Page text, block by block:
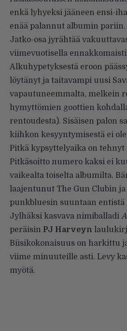
enkä lyhyeksi jääneen ensi-
enää palannut albumin pariin.
Jatko-osa jyrähtää
viimevuotisella
Alkuhypetyksestä eroon
löytänyt ja taitavampi uusi
vapautuneemmalta, melkein
hymyttömien goottien
rentoudesta). Sisäisen palon
kiihkon kesyyntymisestä ei
Pitkä kypsyttelyaika on tehnyt
Pitkäsoitto numero kaksi ei
vaikealta toiselta albumilta.
laajentunut The Gun Clubin ja
punkbluesin suuntaan entistä
Jylhäksi kasvava nimiballadi
peräisin PJ Harveyn
Biisikokonaisuus on harkittu
viime minuuteille asti. Levy
myötä.